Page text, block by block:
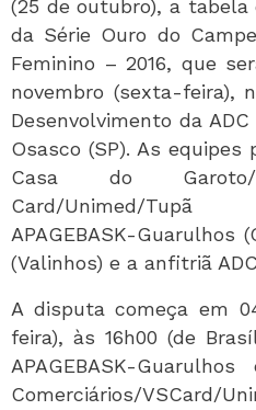
(25 de outubro), a
da Série Ouro do
Feminino – 2016, que
novembro (sexta-feira),
Desenvolvimento da
Osasco (SP). As
Casa do Garoto/
Card/Unimed/
APAGEBASK-Guarulhos
(Valinhos) e a anfitriã
A disputa começa em
feira), às 16h00 (de
APAGEBASK-
Comerciários/VSCard/